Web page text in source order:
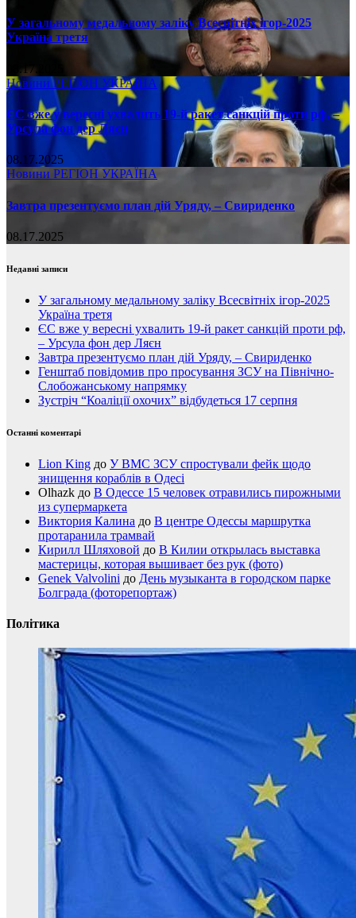
У загальному медальному заліку Всесвітніх ігор-2025
Україна третя
08.17.2025
НовиниРЕГІОН УКРАЇНА
ЄС вже у вересні ухвалить 19-й ракет санкцій проти рф, –
Урсула фон дер Ляєн
08.17.2025
Новини РЕГІОН УКРАЇНА
Завтра презентуємо план дій Уряду, – Свириденко
08.17.2025
Недавні записи
У загальному медальному заліку Всесвітніх ігор-2025
Україна третя
ЄС вже у вересні ухвалить 19-й ракет санкцій проти рф,
– Урсула фон дер Ляєн
Завтра презентуємо план дій Уряду, – Свириденко
Генштаб повідомив про просування ЗСУ на Північно-
Слобожанському напрямку
Зустріч “Коаліції охочих” відбудеться 17 серпня
Останні коментарі
Lion King до У ВМС ЗСУ спростували фейк щодо
знищення кораблів в Одесі
Olhazk до В Одессе 15 человек отравились пирожными
из супермаркета
Виктория Калина до В центре Одессы маршрутка
протаранила трамвай
Кирилл Шляховой до В Килии открылась выставка
мастерицы, которая вышивает без рук (фото)
Genek Valvolini до День музыканта в городском парке
Болграда (фоторепортаж)
Політика